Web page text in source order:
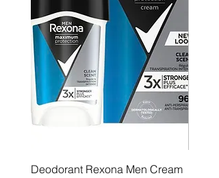
Deodorant Rexona Men Cream